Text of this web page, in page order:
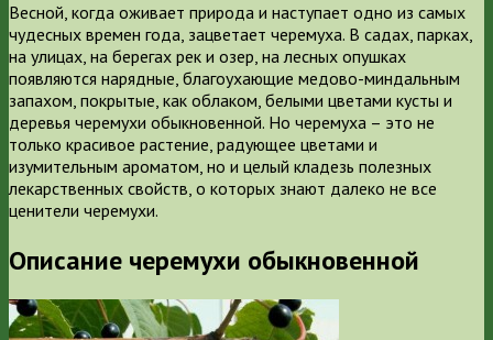
Весной, когда оживает природа и наступает одно из самых
чудесных времен года, зацветает черемуха. В садах, парках,
на улицах, на берегах рек и озер, на лесных опушках
появляются нарядные, благоухающие медово-миндальным
запахом, покрытые, как облаком, белыми цветами кусты и
деревья черемухи обыкновенной. Но черемуха – это не
только красивое растение, радующее цветами и
изумительным ароматом, но и целый кладезь полезных
лекарственных свойств, о которых знают далеко не все
ценители черемухи.
Описание черемухи обыкновенной